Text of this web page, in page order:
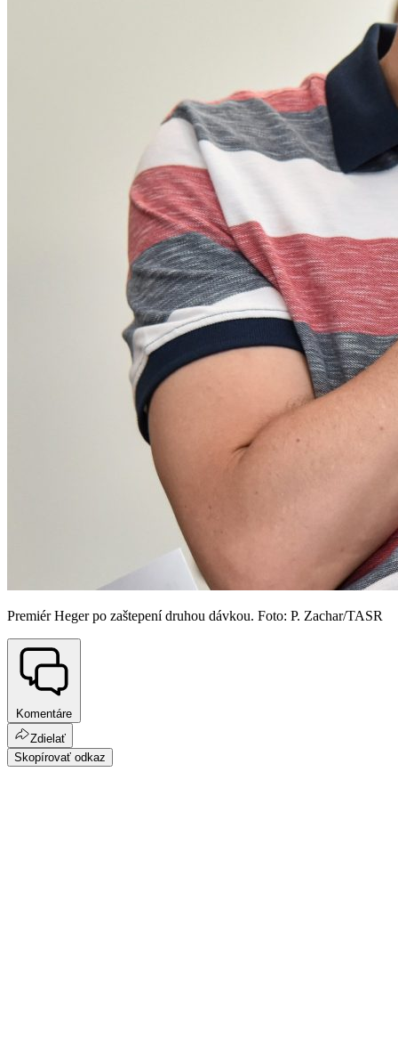
Premiér Heger po zaštepení druhou dávkou. Foto: P. Zachar/TASR
Komentáre
Zdielať
Skopírovať odkaz